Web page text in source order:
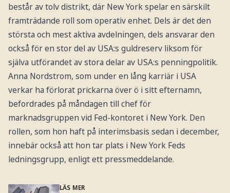
består av tolv distrikt, där New York spelar en särskilt
framträdande roll som operativ enhet. Dels är det den
största och mest aktiva avdelningen, dels ansvarar den
också för en stor del av USA:s guldreserv liksom för
själva utförandet av stora delar av USA:s penningpolitik.
Anna Nordstrom, som under en lång karriär i USA
verkar ha förlorat prickarna över ö i sitt efternamn,
befordrades på måndagen till chef för
marknadsgruppen vid Fed-kontoret i New York. Den
rollen, som hon haft på interimsbasis sedan i december,
innebär också att hon tar plats i New York Feds
ledningsgrupp, enligt ett pressmeddelande.
LÄS MER